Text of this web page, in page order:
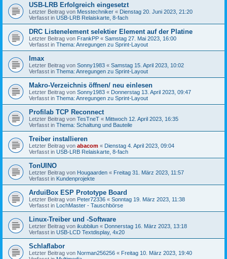
USB-LRB Erfolgreich eingesetzt
Letzter Beitrag von Messtechniker « Dienstag 20. Juni 2023, 21:20
Verfasst in USB-LRB Relaiskarte, 8-fach
DRC Listenelement selektier Element auf der Platine
Letzter Beitrag von FrankPP « Samstag 27. Mai 2023, 16:00
Verfasst in Thema: Anregungen zu Sprint-Layout
Imax
Letzter Beitrag von Sonny1983 « Samstag 15. April 2023, 10:02
Verfasst in Thema: Anregungen zu Sprint-Layout
Makro-Verzeichnis öffnen/ neu einlesen
Letzter Beitrag von Sonny1983 « Donnerstag 13. April 2023, 09:47
Verfasst in Thema: Anregungen zu Sprint-Layout
Profilab TCP Reconnect
Letzter Beitrag von TesTneT « Mittwoch 12. April 2023, 16:35
Verfasst in Thema: Schaltung und Bauteile
Treiber installieren
Letzter Beitrag von abacom « Dienstag 4. April 2023, 09:04
Verfasst in USB-LRB Relaiskarte, 8-fach
TonUINO
Letzter Beitrag von Hougaarden « Freitag 31. März 2023, 11:57
Verfasst in Kundenprojekte
ArduiBox ESP Prototype Board
Letzter Beitrag von Peter72336 « Sonntag 19. März 2023, 11:38
Verfasst in LochMaster - Tauschbörse
Linux-Treiber und -Software
Letzter Beitrag von ikubbilun « Donnerstag 16. März 2023, 13:18
Verfasst in USB-LCD Textdisplay, 4x20
Schlaflabor
Letzter Beitrag von Norman256256 « Freitag 10. März 2023, 19:40